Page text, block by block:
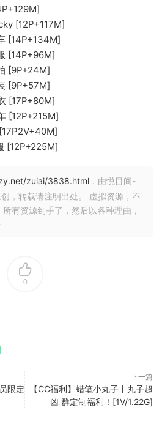
[12P+117M]
[14P+134M]
[14P+96M]
[9P+24M]
[9P+57M]
[17P+80M]
[12P+215M]
[12P+225M]
zuiai/3838.html ，由悦目间-
，转载请注明出处。 虚拟资源，不
有资源到手了，然后以各种理由，
0
限定
下一篇
【CC福利】蜡笔小丸子丨丸子超
凶 群定制福利！[1V/1.22G]